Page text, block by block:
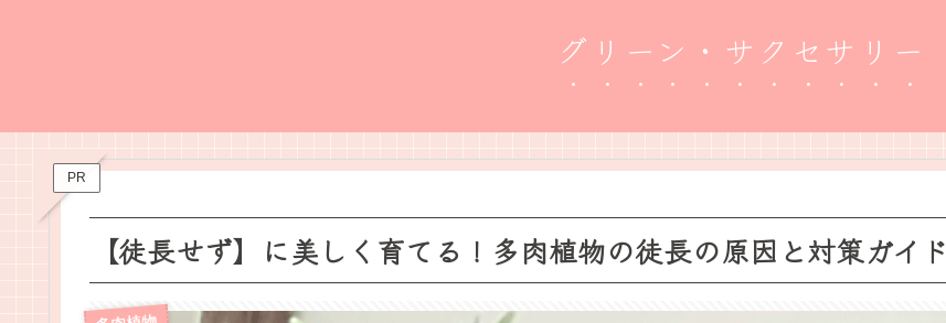
グリーン・サクセサリー
PR
【徒長せず】に美しく育てる！多肉植物の徒長の原因と対策ガイド